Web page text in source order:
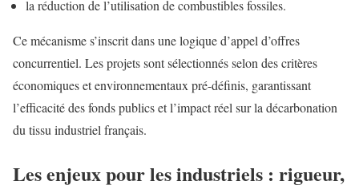
la réduction de l’utilisation de combustibles fossiles.
Ce mécanisme s’inscrit dans une logique d’appel d’offres
concurrentiel. Les projets sont sélectionnés selon des critères
économiques et environnementaux pré-définis, garantissant
l’efficacité des fonds publics et l’impact réel sur la décarbonation
du tissu industriel français.
Les enjeux pour les industriels : rigueur,